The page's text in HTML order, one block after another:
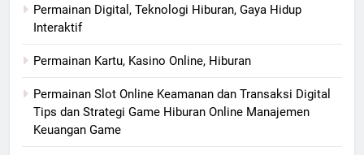
Permainan Digital, Teknologi Hiburan, Gaya Hidup
Interaktif
Permainan Kartu, Kasino Online, Hiburan
Permainan Slot Online Keamanan dan Transaksi Digital
Tips dan Strategi Game Hiburan Online Manajemen
Keuangan Game